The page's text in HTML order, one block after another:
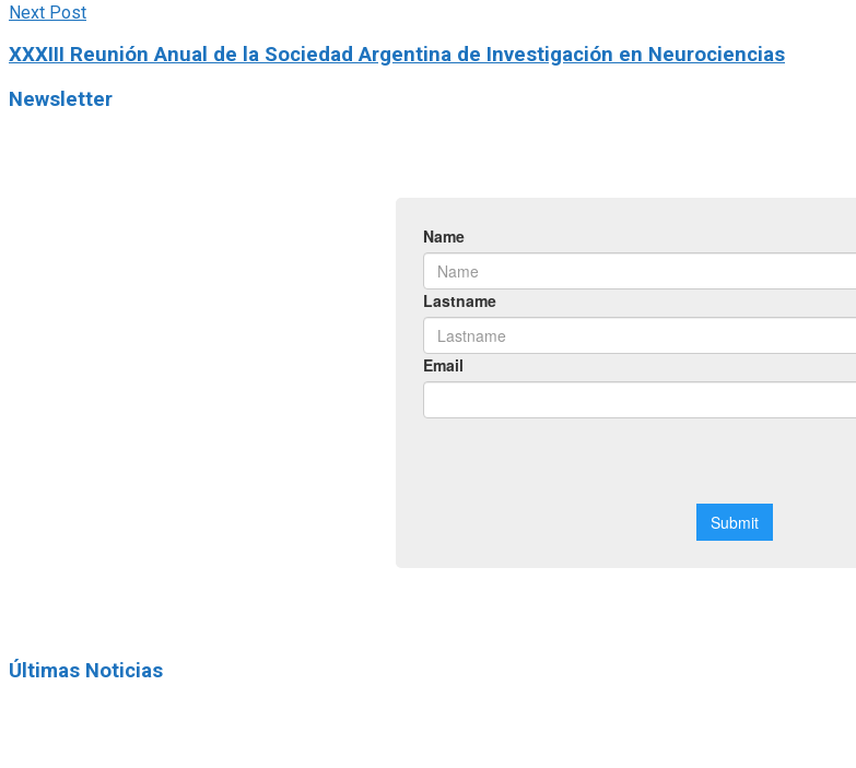
Next Post
XXXIII Reunión Anual de la Sociedad Argentina de Investigación en Neurociencias
Newsletter
Últimas Noticias